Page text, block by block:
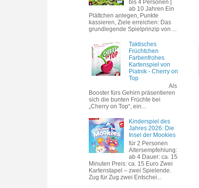
bis 4 Personen |
ab 10 Jahren Ein
Plättchen anlegen, Punkte
kassieren, Ziele erreichen: Das
grundlegende Spielprinzip von ...
Taktisches
Früchtchen
Farbenfrohes
Kartenspiel von
Piatnik - Cherry on
Top
Als
Booster fürs Gehirn präsentieren
sich die bunten Früchte bei
„Cherry on Top“, ein...
Kinderspiel des
Jahres 2026: Die
Insel der Mookies
für 2 Personen
Altersempfehlung:
ab 4 Dauer: ca. 15
Minuten Preis: ca. 15 Euro Zwei
Kartenstapel – zwei Spielende.
Zug für Zug zwei Entschei...